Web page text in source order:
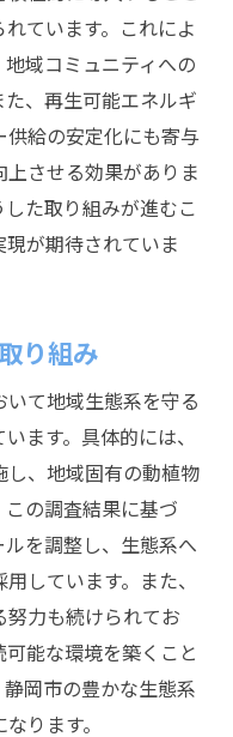
ています。これによ
域コミュニティへの
、再生可能エネルギ
給の安定化にも寄与
させる効果がありま
た取り組みが進むこ
が期待されていま
り組み
て地域生態系を守る
ます。具体的には、
、地域固有の動植物
の調査結果に基づ
を調整し、生態系へ
しています。また、
力も続けられてお
能な環境を築くこと
岡市の豊かな生態系
ります。